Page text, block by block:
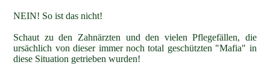
NEIN! So ist das nicht!
Schaut zu den Zahnärzten und den vielen Pflegefällen, die
ursächlich von dieser immer noch total geschützten "Mafia" in
diese Situation getrieben wurden!